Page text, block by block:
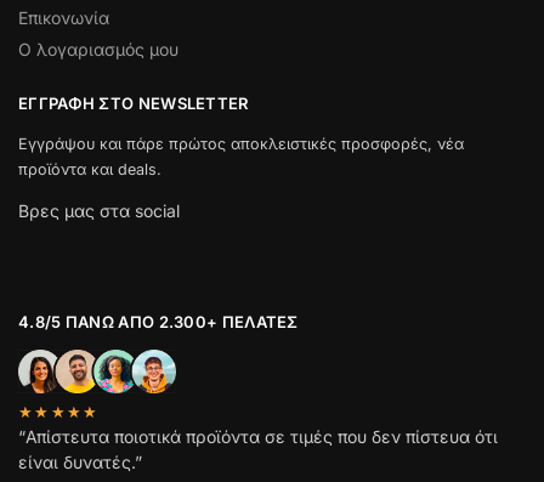
Επικονωνία
Ο λογαριασμός μου
ΕΓΓΡΑΦΉ ΣΤΟ NEWSLETTER
Εγγράψου και πάρε πρώτος αποκλειστικές προσφορές, νέα
προϊόντα και deals.
Βρες μας στα social
4.8/5 ΠΆΝΩ ΑΠΌ 2.300+ ΠΕΛΆΤΕΣ
★★★★★
“Απίστευτα ποιοτικά προϊόντα σε τιμές που δεν πίστευα ότι
είναι δυνατές.”